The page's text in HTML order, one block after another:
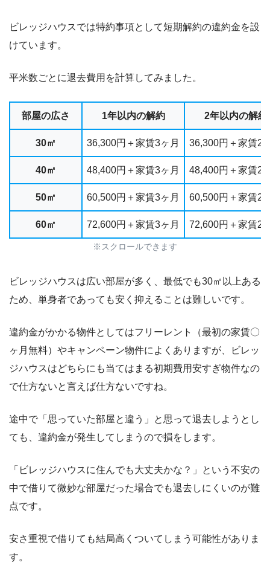
ビレッジハウスでは特約事項として短期解約の違約金を設
けています。
平米数ごとに退去費用を計算してみました。
部屋の広さ 1年以内の解約 2年以内の解約
30㎡ 36,300円＋家賃3ヶ月 36,300円＋家賃2
40㎡ 48,400円＋家賃3ヶ月 48,400円＋家賃2
50㎡ 60,500円＋家賃3ヶ月 60,500円＋家賃2
60㎡ 72,600円＋家賃3ヶ月 72,600円＋家賃2
※スクロールできます
ビレッジハウスは広い部屋が多く、最低でも30㎡以上ある
ため、単身者であっても安く抑えることは難しいです。
違約金がかかる物件としてはフリーレント（最初の家賃〇
ヶ月無料）やキャンペーン物件によくありますが、ビレッ
ジハウスはどちらにも当てはまる初期費用安すぎ物件なの
で仕方ないと言えば仕方ないですね。
途中で「思っていた部屋と違う」と思って退去しようとし
ても、違約金が発生してしまうので損をします。
「ビレッジハウスに住んでも大丈夫かな？」という不安の
中で借りて微妙な部屋だった場合でも退去しにくいのが難
点です。
安さ重視で借りても結局高くついてしまう可能性がありま
す。